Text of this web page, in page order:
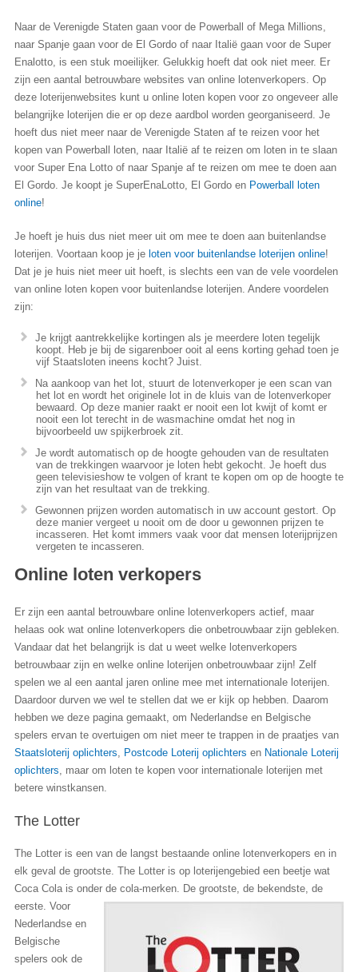
Naar de Verenigde Staten gaan voor de Powerball of Mega Millions,
naar Spanje gaan voor de El Gordo of naar Italië gaan voor de Super
Enalotto, is een stuk moeilijker. Gelukkig hoeft dat ook niet meer. Er
zijn een aantal betrouwbare websites van online lotenverkopers. Op
deze loterijenwebsites kunt u online loten kopen voor zo ongeveer alle
belangrijke loterijen die er op deze aardbol worden georganiseerd. Je
hoeft dus niet meer naar de Verenigde Staten af te reizen voor het
kopen van Powerball loten, naar Italië af te reizen om loten in te slaan
voor Super Ena Lotto of naar Spanje af te reizen om mee te doen aan
El Gordo. Je koopt je SuperEnaLotto, El Gordo en Powerball loten
online!
Je hoeft je huis dus niet meer uit om mee te doen aan buitenlandse
loterijen. Voortaan koop je jeloten voor buitenlandse loterijen online!
Dat je je huis niet meer uit hoeft, is slechts een van de vele voordelen
van online loten kopen voor buitenlandse loterijen. Andere voordelen
zijn:
Je krijgt aantrekkelijke kortingen als je meerdere loten tegelijk
koopt. Heb je bij de sigarenboer ooit al eens korting gehad toen je
vijf Staatsloten ineens kocht? Juist.
Na aankoop van het lot, stuurt de lotenverkoper je een scan van
het lot en wordt het originele lot in de kluis van de lotenverkoper
bewaard. Op deze manier raakt er nooit een lot kwijt of komt er
nooit een lot terecht in de wasmachine omdat het nog in
bijvoorbeeld uw spijkerbroek zit.
Je wordt automatisch op de hoogte gehouden van de resultaten
van de trekkingen waarvoor je loten hebt gekocht. Je hoeft dus
geen televisieshow te volgen of krant te kopen om op de hoogte te
zijn van het resultaat van de trekking.
Gewonnen prijzen worden automatisch in uw account gestort. Op
deze manier vergeet u nooit om de door u gewonnen prijzen te
incasseren. Het komt immers vaak voor dat mensen loterijprijzen
vergeten te incasseren.
Online loten verkopers
Er zijn een aantal betrouwbare online lotenverkopers actief, maar
helaas ook wat online lotenverkopers die onbetrouwbaar zijn gebleken.
Vandaar dat het belangrijk is dat u weet welke lotenverkopers
betrouwbaar zijn en welke online loterijen onbetrouwbaar zijn! Zelf
spelen we al een aantal jaren online mee met internationale loterijen.
Daardoor durven we wel te stellen dat we er kijk op hebben. Daarom
hebben we deze pagina gemaakt, om Nederlandse en Belgische
spelers ervan te overtuigen om niet meer te trappen in de praatjes van
Staatsloterij oplichters, Postcode Loterij oplichters en Nationale Loterij
oplichters, maar om loten te kopen voor internationale loterijen met
betere winstkansen.
The Lotter
The Lotter is een van de langst bestaande online lotenverkopers en in
elk geval de grootste. The Lotter is op loterijengebied een beetje wat
Coca Cola is onder de cola-merken. De grootste, de bekendste, de
eerste. Voor
Nederlandse en
Belgische
spelers ook de